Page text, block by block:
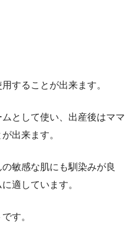
することが出来ます。
として使い、出産後はママ
出来ます。
敏感な肌にも馴染みが良
適しています。
す。